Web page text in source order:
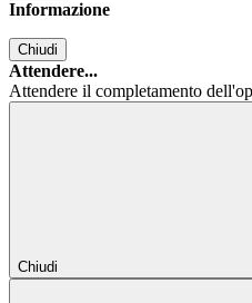
Informazione
Chiudi
Attendere...
Attendere il completamento
Chiudi